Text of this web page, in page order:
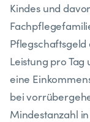
Kindes und
Leistung pro
eine
bei
Mindestanzahl